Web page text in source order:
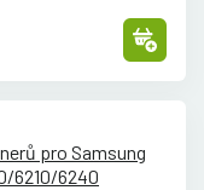
pro Samsung
6210/6240